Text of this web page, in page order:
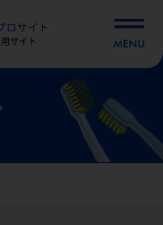
ロサイト
サイト